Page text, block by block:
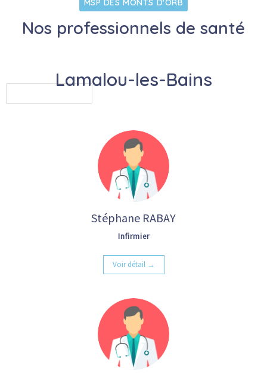
MSP DES MONTS D'ORB
Nos professionnels de santé
Lamalou-les-Bains
Stéphane RABAY
Infirmier
Voir détail →